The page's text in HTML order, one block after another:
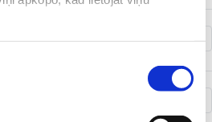
uzņēmums ''Capital
iela 117